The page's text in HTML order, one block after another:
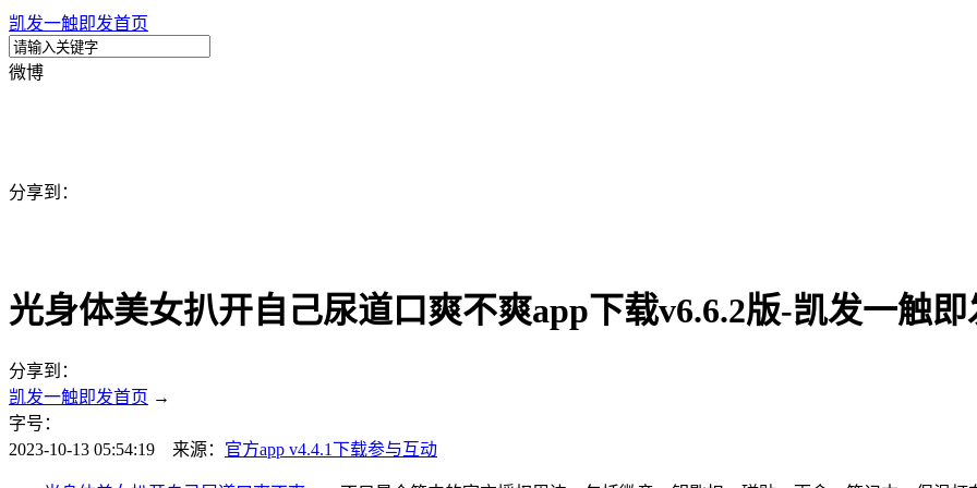
凯发一触即发首页
微博
分享到：
光身体美女扒开自己尿道口爽不爽app下载v6.6.2版-凯发一触即
分享到：
凯发一触即发首页 →
字号：
2023-10-13 05:54:19 来源： 官方app v4.4.1下载参与互动